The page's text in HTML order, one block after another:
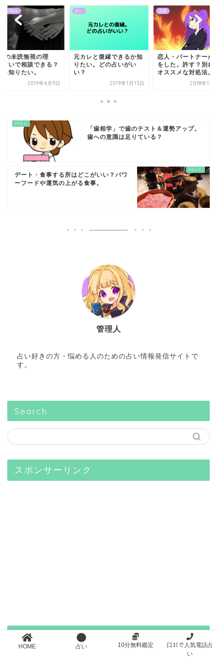
占い
元カレと復縁できるか知
りたい。どの占いがい
い？
2019年1月13日
恋人・パートナーが浮気
をした。許す？別れる？
2018年12月16日
人間関係の悩み
LINEの未読無
由！占いで相談
理由を知りたい
「歯相学」で歯のテスト＆運勢アップ。
歯への意識は足りている？
デート・食事する所はどこがいい？パワ
ーフードや運気の上がる食事。
管理人
占い好きの方・悩める人のための占い情報発信サイトで
す。
Search
スポンサーリンク
人気の記事
HOME 占い 10分無料鑑定
口ｺﾐで人気電話占
い